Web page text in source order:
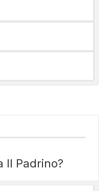
Il Padrino?